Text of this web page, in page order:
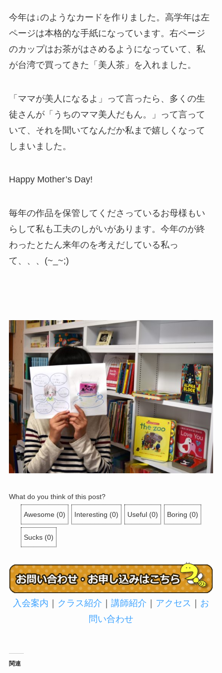
今年は↓のようなカードを作りました。高学年は左
ページは本格的な手紙になっています。右ページ
のカップはお茶がはさめるようになっていて、私
が台湾で買ってきた「美人茶」を入れました。
「ママが美人になるよ」って言ったら、多くの生
徒さんが「うちのママ美人だもん。」って言って
いて、それを聞いてなんだか私まで嬉しくなって
しまいました。
Happy Mother’s Day!
毎年の作品を保管してくださっているお母様もい
らして私も工夫のしがいがあります。今年のが終
わったとたん来年のを考えだしている私っ
て、、、(~_~;)
What do you think of this post?
Awesome (0) Interesting (0) Useful (0) Boring (0)
Sucks (0)
入会案内 ｜ クラス紹介 ｜ 講師紹介 ｜ アクセス ｜ お
問い合わせ
関連